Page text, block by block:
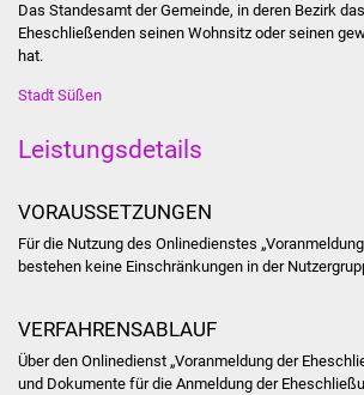
Stadtinfo
Das Standesamt der Gemeinde, in deren Bezirk
Eheschließenden seinen Wohnsitz oder seinen
hat.
Stadt Süßen
Leistungsdetails
VORAUSSETZUNGEN
Für die Nutzung des Onlinedienstes
bestehen keine Einschränkungen in der
VERFAHRENSABLAUF
Über den Onlinedienst „Voranmeldung der
und Dokumente für die Anmeldung der